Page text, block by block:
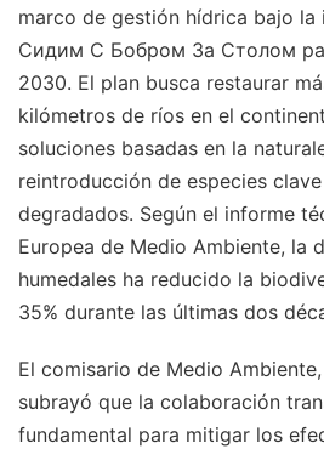
marco de gestión hídrica bajo la
Сидим С Бобром За Столом
2030. El plan busca restaurar
kilómetros de ríos en el
soluciones basadas en la
reintroducción de especies
degradados. Según el informe
Europea de Medio Ambiente, la
humedales ha reducido la
35% durante las últimas dos
El comisario de Medio
subrayó que la colaboración
fundamental para mitigar los